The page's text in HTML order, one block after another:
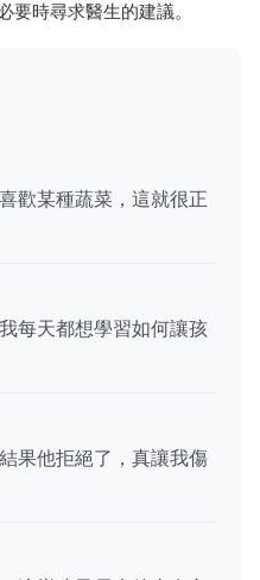
要時尋求醫生的建議。
歡某種蔬菜，這就很正
每天都想學習如何讓孩
果他拒絕了，真讓我傷